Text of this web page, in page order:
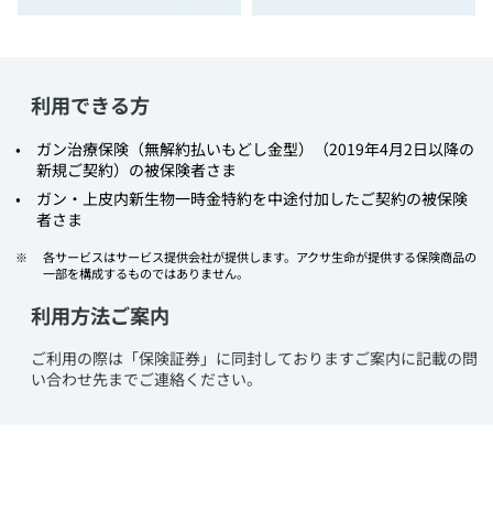
利用できる方
​ガン治療保険（無解約払いもどし金型）（2019年4月2日以降の
新規ご契約）の被保険者さま
​ガン・上皮内新生物一時金特約を中途付加したご契約の被保険
者さま
​各サービスはサービス提供会社が提供します。アクサ生命が提供する保険商品の
一部を構成するものではありません。
利用方法ご案内
​ご利用の際は「保険証券」に同封しておりますご案内に記載の問
い合わせ先までご連絡ください。